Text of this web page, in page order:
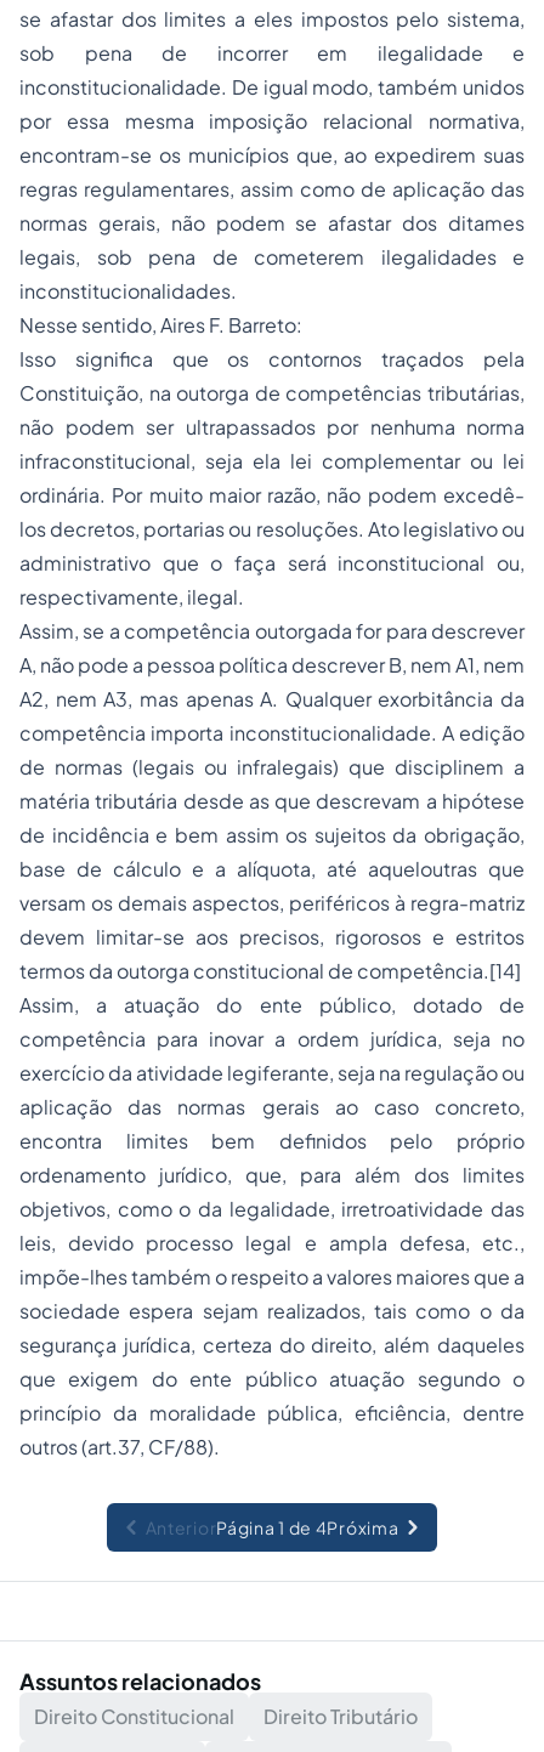
se afastar dos limites a eles impostos pelo sistema,
sob pena de incorrer em ilegalidade e
inconstitucionalidade. De igual modo, também unidos
por essa mesma imposição relacional normativa,
encontram-se os municípios que, ao expedirem suas
regras regulamentares, assim como de aplicação das
normas gerais, não podem se afastar dos ditames
legais, sob pena de cometerem ilegalidades e
inconstitucionalidades.
Nesse sentido, Aires F. Barreto:
Isso significa que os contornos traçados pela
Constituição, na outorga de competências tributárias,
não podem ser ultrapassados por nenhuma norma
infraconstitucional, seja ela lei complementar ou lei
ordinária. Por muito maior razão, não podem excedê-
los decretos, portarias ou resoluções. Ato legislativo ou
administrativo que o faça será inconstitucional ou,
respectivamente, ilegal.
Assim, se a competência outorgada for para descrever
A, não pode a pessoa política descrever B, nem A1, nem
A2, nem A3, mas apenas A. Qualquer exorbitância da
competência importa inconstitucionalidade. A edição
de normas (legais ou infralegais) que disciplinem a
matéria tributária desde as que descrevam a hipótese
de incidência e bem assim os sujeitos da obrigação,
base de cálculo e a alíquota, até aqueloutras que
versam os demais aspectos, periféricos à regra-matriz
devem limitar-se aos precisos, rigorosos e estritos
termos da outorga constitucional de competência.[14]
Assim, a atuação do ente público, dotado de
competência para inovar a ordem jurídica, seja no
exercício da atividade legiferante, seja na regulação ou
aplicação das normas gerais ao caso concreto,
encontra limites bem definidos pelo próprio
ordenamento jurídico, que, para além dos limites
objetivos, como o da legalidade, irretroatividade das
leis, devido processo legal e ampla defesa, etc.,
impõe-lhes também o respeito a valores maiores que a
sociedade espera sejam realizados, tais como o da
segurança jurídica, certeza do direito, além daqueles
que exigem do ente público atuação segundo o
princípio da moralidade pública, eficiência, dentre
outros (art.37, CF/88).
AnteriorPágina 1 de 4Próxima
Assuntos relacionados
Direito Constitucional Direito Tributário